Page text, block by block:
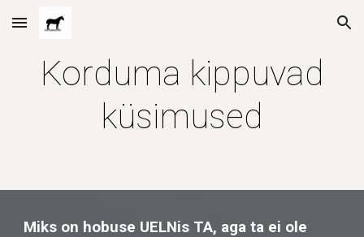
Skip to main content Skip to navigation
Korduma kippuvad
küsimused
Miks on hobuse UELNis TA, aga ta ei ole